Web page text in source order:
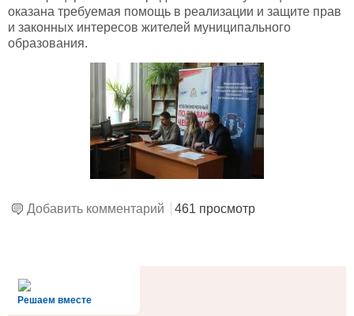
оказана требуемая помощь в реализации и защите прав
и законных интересов жителей муниципального
образования.
Добавить комментарий 461 просмотр
Решаем вместе